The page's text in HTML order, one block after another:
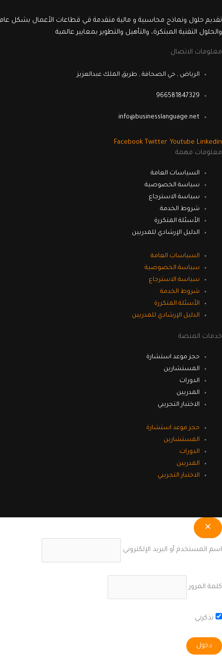
تقديم حلول ونماذج محاسبية و مالية متقدمة قي قطاعات الأعمال بشكل
والحلول التقنية المبتكرة، والتأهيل والتطوير بمعايير عالمية
معلومات الاتصال
الرياض , حي الصحافة , طريق الملك عبدالعزيز
966581847329
info@businesslanguage.net
Facebook Twitter Youtube Linkedin
معلومات مهمة
السياسات العامة
سياسة الخصوصية
سياسة الاسترجاع
شروط الخدمة
الأسئلة المتكررة
الدليل الإرشادي للمدربين
السياسات العامة
سياسة الخصوصية
سياسة الاسترجاع
شروط الخدمة
الأسئلة المتكررة
الدليل الإرشادي للمدربين
خدمات المنصة
حجز موعد استشارة
المستشارين
الدورات
المدربين
الاختبار التجريبي
حجز موعد استشارة
المستشارين
الدورات
المدربين
الاختبار التجريبي
اسم المستخدم أو البريد الإلكتروني
كلمة المرور
تذكرني